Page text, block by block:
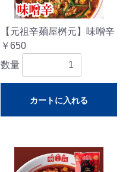
【元祖辛麺屋桝元】味噌辛
￥650
数量
カートに入れる